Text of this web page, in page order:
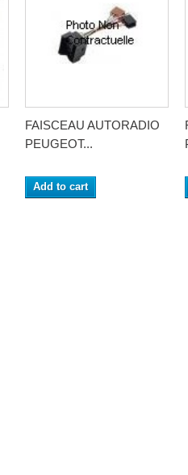
FAISCEAU AUTORADIO
PEUGEOT...
Add to cart